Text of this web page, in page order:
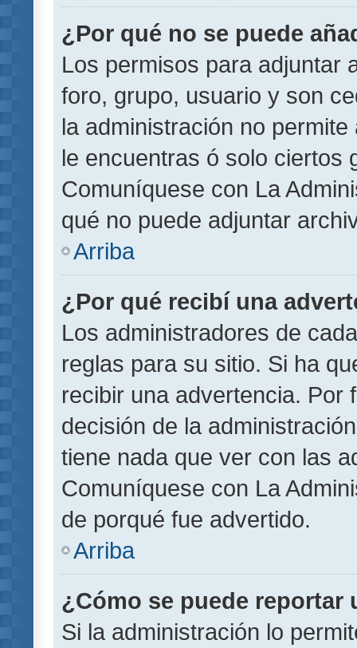
¿Por qué no se puede
Los permisos para adjuntar
foro, grupo, usuario y son
la administración no
le encuentras ó solo ciertos
Comuníquese con La
qué no puede adjuntar
Arriba
¿Por qué recibí una
Los administradores de
reglas para su sitio. Si ha
recibir una advertencia. Por
decisión de la
tiene nada que ver con las
Comuníquese con La
de porqué fue advertido.
Arriba
¿Cómo se puede reportar
Si la administración lo